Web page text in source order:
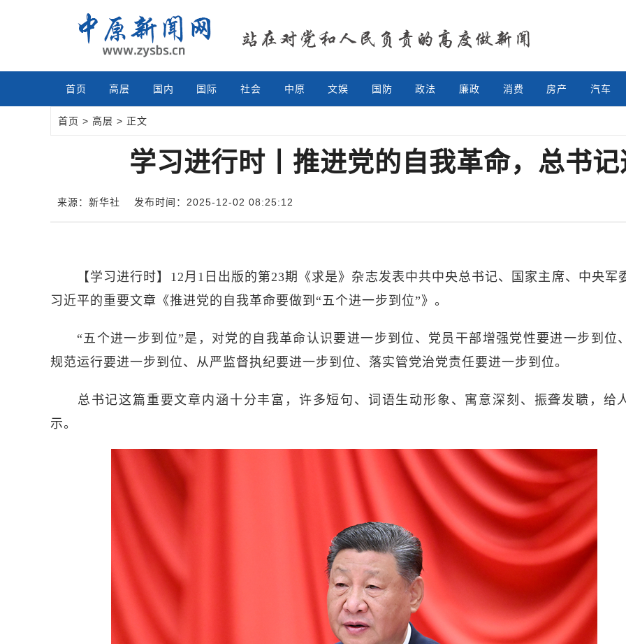
首页 高层 国内 国际 社会 中原 文娱 国防 政法 廉政 消费 房产 汽车
首页 > 高层 > 正文
学习进行时丨推进党的自我革命，总书
来源：新华社 发布时间：2025-12-02 08:25:12
【学习进行时】12月1日出版的第23期《求是》杂志发表中共中央总书记、国家主席、中央军
习近平的重要文章《推进党的自我革命要做到“五个进一步到位”》。
“五个进一步到位”是，对党的自我革命认识要进一步到位、党员干部增强党性要进一步到位
规范运行要进一步到位、从严监督执纪要进一步到位、落实管党治党责任要进一步到位。
总书记这篇重要文章内涵十分丰富，许多短句、词语生动形象、寓意深刻、振聋发聩，给
示。